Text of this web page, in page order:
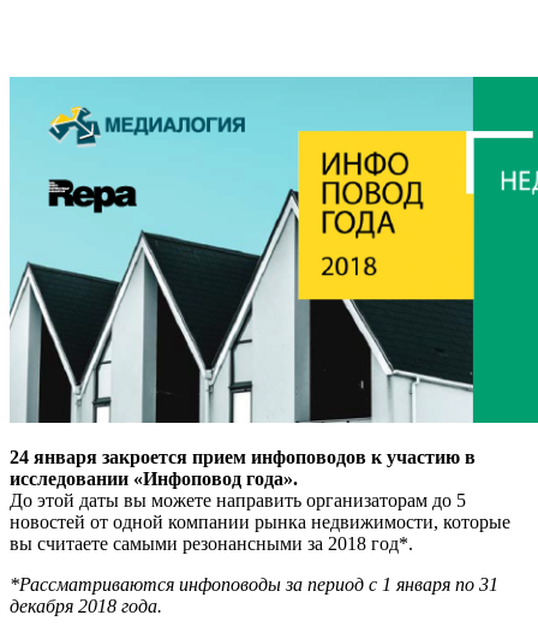
24 января закроется прием инфоповодов к участию в
исследовании «Инфоповод года».
До этой даты вы можете направить организаторам до 5
новостей от одной компании рынка недвижимости, которые
вы считаете самыми резонансными за 2018 год*.
*Рассматриваются инфоповоды за период с 1 января по 31
декабря 2018 года.